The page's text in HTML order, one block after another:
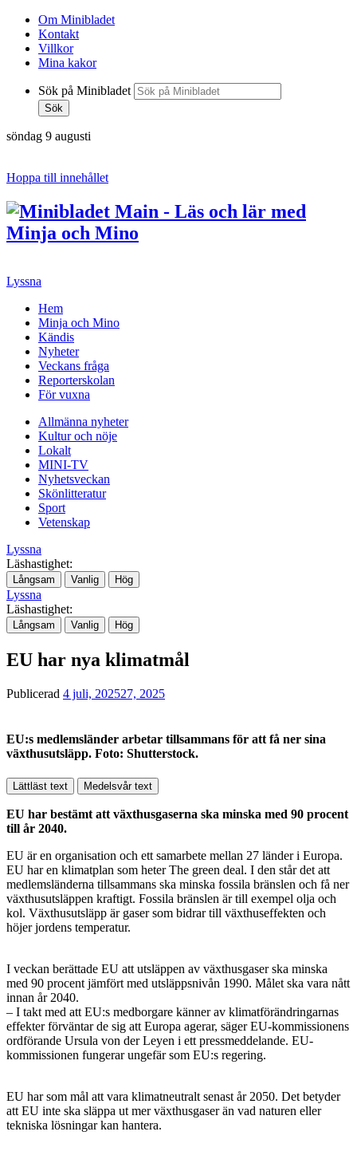
Om Minibladet
Kontakt
Villkor
Mina kakor
Sök på Minibladet
Sök
söndag 9 augusti
Hoppa till innehållet
Lyssna
Hem
Minja och Mino
Kändis
Nyheter
Veckans fråga
Reporterskolan
För vuxna
Allmänna nyheter
Kultur och nöje
Lokalt
MINI-TV
Nyhetsveckan
Skönlitteratur
Sport
Vetenskap
Lyssna
Läshastighet:
Långsam Vanlig Hög
Lyssna
Läshastighet:
Långsam Vanlig Hög
EU har nya klimatmål
Publicerad 4 juli, 202527, 2025
EU:s medlemsländer arbetar tillsammans för att få ner sina
växthusutsläpp. Foto: Shutterstock.
Lättläst text Medelsvår text
EU har bestämt att växthusgaserna ska minska med 90 procent
till år 2040.
EU är en organisation och ett samarbete mellan 27 länder i Europa.
EU har en klimatplan som heter The green deal. I den står det att
medlemsländerna tillsammans ska minska fossila bränslen och få ner
växthusutsläppen kraftigt. Fossila bränslen är till exempel olja och
kol. Växthusutsläpp är gaser som bidrar till växthuseffekten och
höjer jordens temperatur.
I veckan berättade EU att utsläppen av växthusgaser ska minska
med 90 procent jämfört med utsläppsnivån 1990. Målet ska vara nått
innan år 2040.
– I takt med att EU:s medborgare känner av klimatförändringarnas
effekter förväntar de sig att Europa agerar, säger EU-kommissionens
ordförande Ursula von der Leyen i ett pressmeddelande. EU-
kommissionen fungerar ungefär som EU:s regering.
EU har som mål att vara klimatneutralt senast år 2050. Det betyder
att EU inte ska släppa ut mer växthusgaser än vad naturen eller
tekniska lösningar kan hantera.